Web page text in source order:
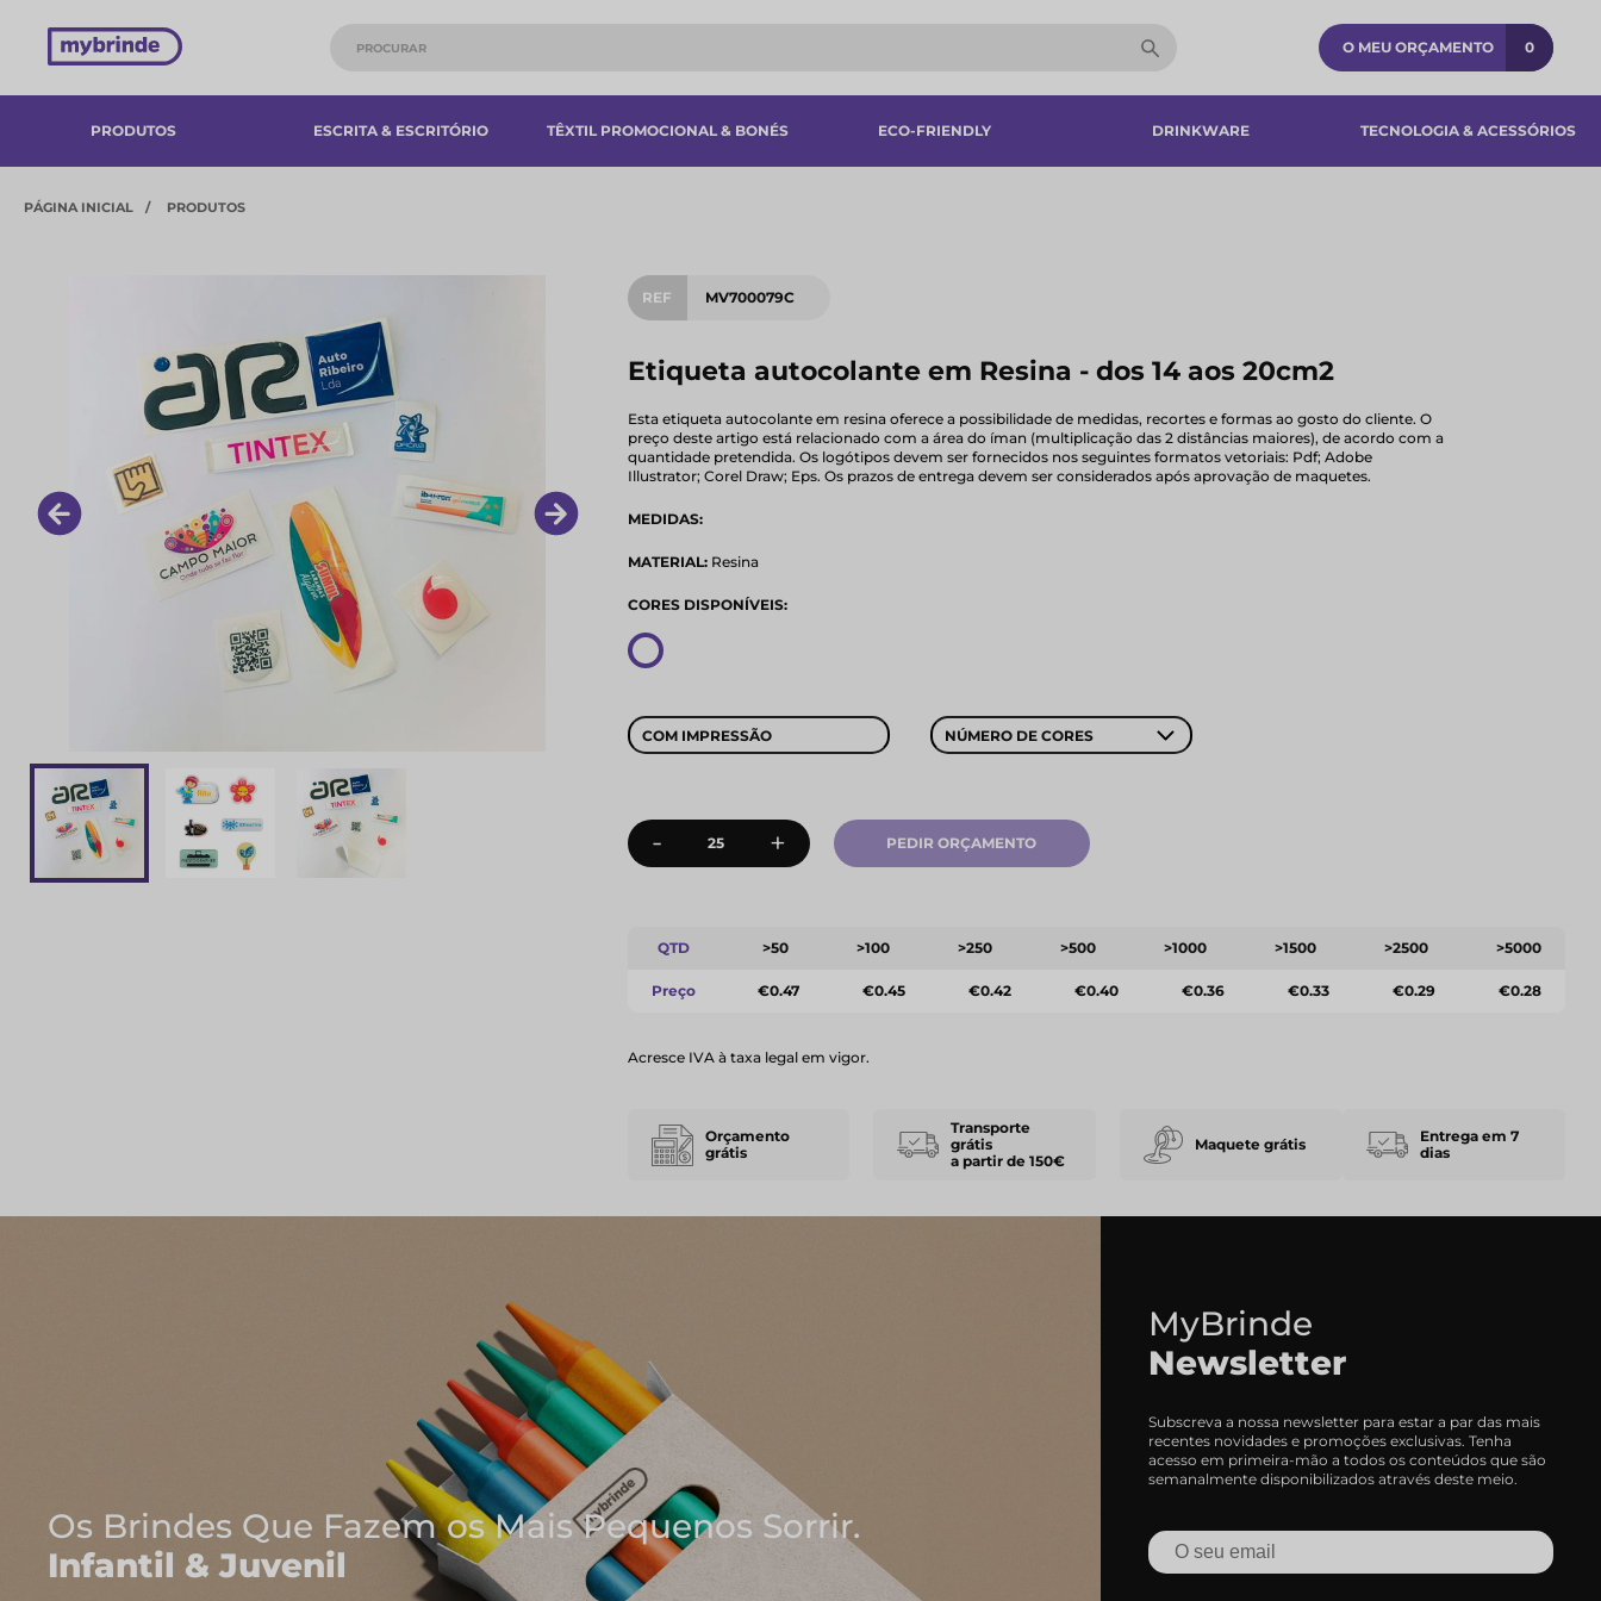
O MEU ORÇAMENTO 0
PRODUTOS ESCRITA & ESCRITÓRIO TÊXTIL PROMOCIONAL & BONÉS ECO-FRIENDLY DRINKWARE TECNOLOGIA & ACESSÓRIOS​
PÁGINA INICIAL PRODUTOS
REF MV700079C
Etiqueta autocolante em Resina - dos 14 aos 20cm2
Esta etiqueta autocolante em resina oferece a possibilidade de medidas, recortes e formas ao gosto do cliente. O
preço deste artigo está relacionado com a área do íman (multiplicação das 2 distâncias maiores), de acordo com a
quantidade pretendida. Os logótipos devem ser fornecidos nos seguintes formatos vetoriais: Pdf; Adobe
Illustrator; Corel Draw; Eps. Os prazos de entrega devem ser considerados após aprovação de maquetes.
MEDIDAS:
MATERIAL:Resina
CORES DISPONÍVEIS:
COM IMPRESSÃO NÚMERO DE CORES
- + PEDIR ORÇAMENTO
QTD >50 >100 >250 >500 >1000 >1500 >2500 >5000
Preço €0.47 €0.45 €0.42 €0.40 €0.36 €0.33 €0.29 €0.28
Acresce IVA à taxa legal em vigor.
Orçamento
grátis
Transporte
grátis
a partir de 150€
Maquete grátis
Entrega em 7
dias
Os Brindes Que Fazem os Mais Pequenos Sorrir.
Infantil & Juvenil
Onde
MyBrinde
Newsletter
Subscreva a nossa newsletter para estar a par das mais
recentes novidades e promoções exclusivas. Tenha
acesso em primeira-mão a todos os conteúdos que são
semanalmente disponibilizados através deste meio.